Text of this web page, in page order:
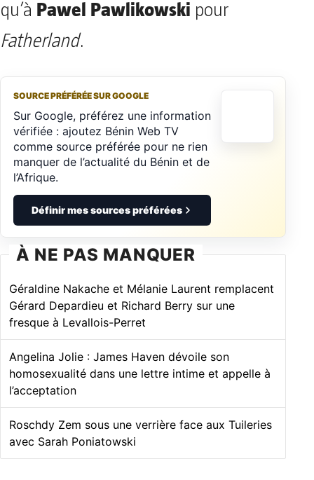
qu’à Pawel Pawlikowski pour
Fatherland.
SOURCE PRÉFÉRÉE SUR GOOGLE
Sur Google, préférez une information
vérifiée : ajoutez Bénin Web TV
comme source préférée pour ne rien
manquer de l’actualité du Bénin et de
l’Afrique.
Définir mes sources préférées
À NE PAS MANQUER
Géraldine Nakache et Mélanie Laurent remplacent
Gérard Depardieu et Richard Berry sur une
fresque à Levallois-Perret
Angelina Jolie : James Haven dévoile son
homosexualité dans une lettre intime et appelle à
l’acceptation
Roschdy Zem sous une verrière face aux Tuileries
avec Sarah Poniatowski